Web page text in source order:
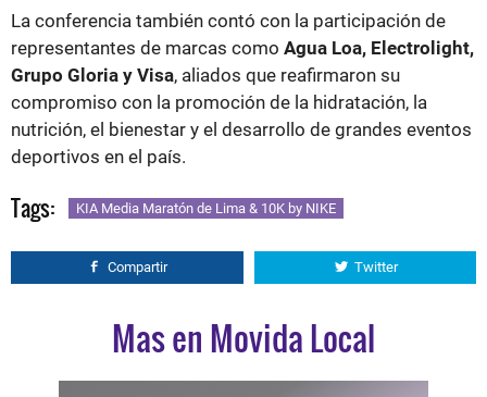
La conferencia también contó con la participación de
representantes de marcas como Agua Loa, Electrolight,
Grupo Gloria y Visa, aliados que reafirmaron su
compromiso con la promoción de la hidratación, la
nutrición, el bienestar y el desarrollo de grandes eventos
deportivos en el país.
Tags: KIA Media Maratón de Lima & 10K by NIKE
Compartir Twitter
Mas en Movida Local